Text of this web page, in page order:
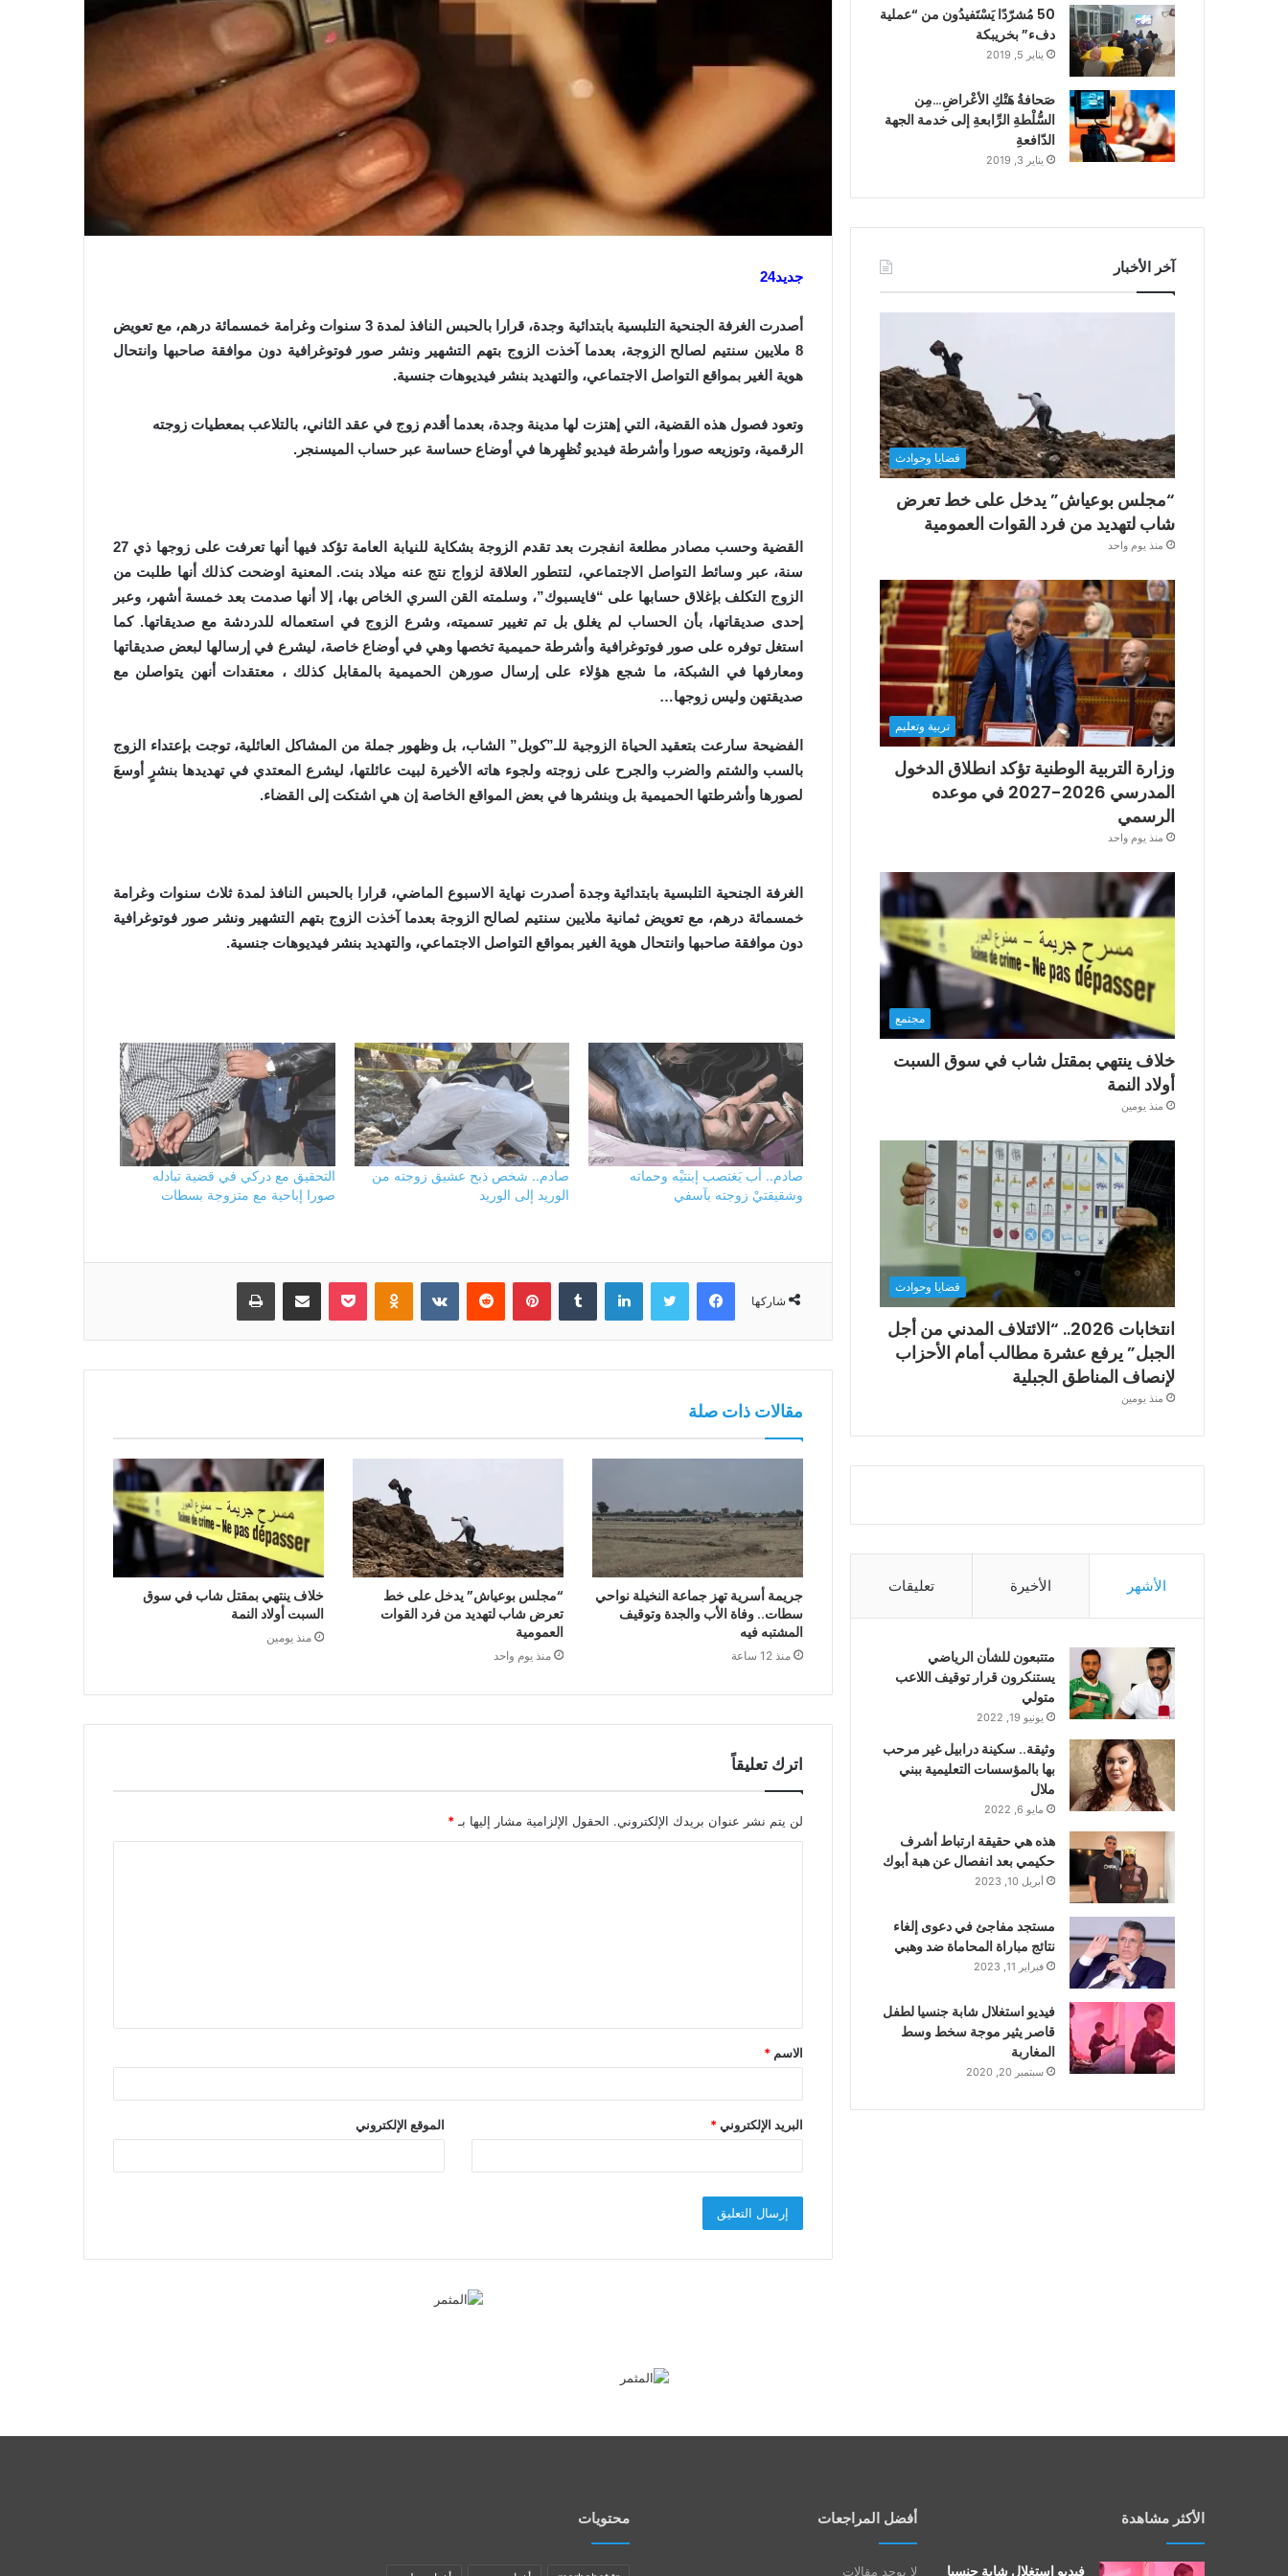
جديد24
أصدرت الغرفة الجنحية التلبسية بابتدائية وجدة، قرارا بالحبس النافذ لمدة 3 سنوات وغرامة خمسمائة درهم، مع تعويض
8 ملايين سنتيم لصالح الزوجة، بعدما آخذت الزوج بتهم التشهير ونشر صور فوتوغرافية دون موافقة صاحبها وانتحال
هوية الغير بمواقع التواصل الاجتماعي، والتهديد بنشر فيديوهات جنسية.
وتعود فصول هذه القضية، التي إهتزت لها مدينة وجدة، بعدما أقدم زوج في عقد الثاني، بالتلاعب بمعطيات زوجته
الرقمية، وتوزيعه صورا وأشرطة فيديو تُظهِرها في أوضاع حساسة عبر حساب الميسنجر.
القضية وحسب مصادر مطلعة انفجرت بعد تقدم الزوجة بشكاية للنيابة العامة تؤكد فيها أنها تعرفت على زوجها ذي 27
سنة، عبر وسائط التواصل الاجتماعي، لتتطور العلاقة لزواج نتج عنه ميلاد بنت. المعنية اوضحت كذلك أنها طلبت من
الزوج التكلف بإغلاق حسابها على “فايسبوك”، وسلمته القن السري الخاص بها، إلا أنها صدمت بعد خمسة أشهر، وعبر
إحدى صديقاتها، بأن الحساب لم يغلق بل تم تغيير تسميته، وشرع الزوج في استعماله للدردشة مع صديقاتها. كما
استغل توفره على صور فوتوغرافية وأشرطة حميمية تخصها وهي في أوضاع خاصة، ليشرع في إرسالها لبعض صديقاتها
ومعارفها في الشبكة، ما شجع هؤلاء على إرسال صورهن الحميمية بالمقابل كذلك ، معتقدات أنهن يتواصلن مع
صديقتهن وليس زوجها…
الفضيحة سارعت بتعقيد الحياة الزوجية للـ”كوبل” الشاب، بل وظهور جملة من المشاكل العائلية، توجت بإعتداء الزوج
بالسب والشتم والضرب والجرح على زوجته ولجوء هاته الأخيرة لبيت عائلتها، ليشرع المعتدي في تهديدها بنشرٍ أوسعَ
لصورها وأشرطتها الحميمية بل وبنشرها في بعض المواقع الخاصة إن هي اشتكت إلى القضاء.
الغرفة الجنحية التلبسية بابتدائية وجدة أصدرت نهاية الاسبوع الماضي، قرارا بالحبس النافذ لمدة ثلاث سنوات وغرامة
خمسمائة درهم، مع تعويض ثمانية ملايين سنتيم لصالح الزوجة بعدما آخذت الزوج بتهم التشهير ونشر صور فوتوغرافية
دون موافقة صاحبها وانتحال هوية الغير بمواقع التواصل الاجتماعي، والتهديد بنشر فيديوهات جنسية.
صادم.. أب يَغتصب إبنتيْه وحماته
وشقيقتيْ زوجته بآسفي
صادم.. شخص ذبح عشيق زوجته من
الوريد إلى الوريد
التحقيق مع دركي في قضية تبادله
صورا إباحية مع متزوجة بسطات
شاركها
فيسبوك تويتر لينكدإن بينتيريست Odnoklassniki
بوكيت مشاركة عبر البريد طباعة
مقالات ذات صلة
جريمة أسرية تهز جماعة النخيلة نواحي
سطات.. وفاة الأب والجدة وتوقيف
المشتبه فيه
منذ 12 ساعة
“مجلس بوعياش” يدخل على خط
تعرض شاب لتهديد من فرد القوات
العمومية
منذ يوم واحد
خلاف ينتهي بمقتل شاب في سوق
السبت أولاد النمة
منذ يومين
اترك تعليقاً
لن يتم نشر عنوان بريدك الإلكتروني. الحقول الإلزامية مشار إليها بـ *
ق
*
الاسم *
البريد الإلكتروني* الموقع الإلكتروني
50 مُشرّدًا يَسْتَفيدُون من “عملية
دفء” بخريبكة
يناير 5, 2019
صَحافةُ هَتْكِ الأعْراضِ…مِن
السُّلْطةِ الرِّابعةِ إلى خدمة الجهة
الدّافعةِ
يناير 3, 2019
آخر الأخبار
قضايا وحوادث
“مجلس بوعياش” يدخل على خط تعرض
شاب لتهديد من فرد القوات العمومية
منذ يوم واحد
تربية وتعليم
وزارة التربية الوطنية تؤكد انطلاق الدخول
المدرسي 2026-2027 في موعده
الرسمي
منذ يوم واحد
مجتمع
خلاف ينتهي بمقتل شاب في سوق السبت
أولاد النمة
منذ يومين
قضايا وحوادث
انتخابات 2026.. “الائتلاف المدني من أجل
الجبل” يرفع عشرة مطالب أمام الأحزاب
لإنصاف المناطق الجبلية
منذ يومين
الأشهر الأخيرة تعليقات
متتبعون للشأن الرياضي
يستنكرون قرار توقيف اللاعب
متولي
يونيو 19, 2022
وثيقة.. سكينة درابيل غير مرحب
بها بالمؤسسات التعليمية ببني
ملال
مايو 6, 2022
هذه هي حقيقة ارتباط أشرف
حكيمي بعد انفصال عن هبة أبوك
أبريل 10, 2023
مستجد مفاجئ في دعوى إلغاء
نتائج مباراة المحاماة ضد وهبي
فبراير 11, 2023
فيديو استغلال شابة جنسيا لطفل
قاصر يثير موجة سخط وسط
المغاربة
سبتمبر 20, 2020
الأكثر مشاهدة
فيديو استغلال شابة جنسيا
أفضل المراجعات
لا يوجد مقالات
محتويات